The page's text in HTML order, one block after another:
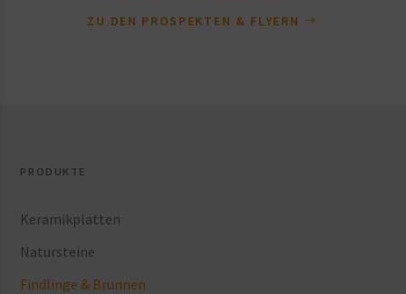
ZU DEN PROSPEKTEN & FLYERN
PRODUKTE
Keramikplatten
Natursteine
Findlinge & Brunnen